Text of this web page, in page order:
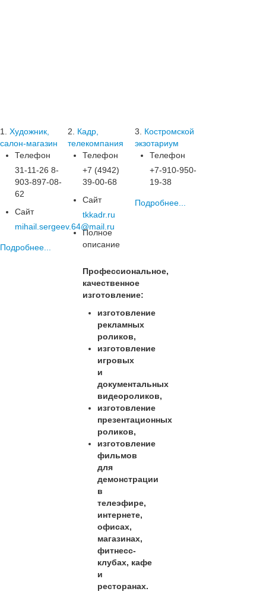
1.
Художник,
салон-магазин
Телефон
31-11-26 8-
903-897-08-
62
Сайт
mihail.sergeev.64@mail.ru
Подробнее...
2.
Кадр,
телекомпания
Телефон
+7 (4942)
39-00-68
Сайт
tkkadr.ru
Полное
описание
Профессиональное,
качественное
изготовление:
изготовление
рекламных
роликов,
изготовление
игровых
и
документальных
видеороликов,
изготовление
презентационных
роликов,
изготовление
фильмов
для
демонстрации
в
телеэфире,
интернете,
офисах,
магазинах,
фитнесс-
клубах, кафе
и
ресторанах.
3.
Костромской
экзотариум
Телефон
+7-910-950-
19-38
Подробнее...